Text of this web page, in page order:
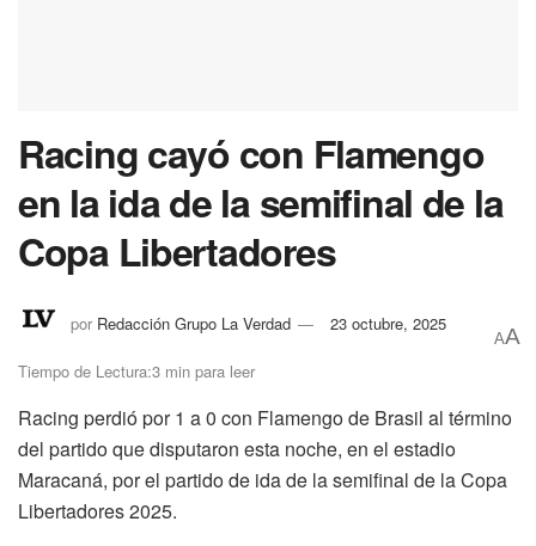
Racing cayó con Flamengo
en la ida de la semifinal de la
Copa Libertadores
por Redacción Grupo La Verdad 23 octubre, 2025
Tiempo de Lectura:3 min para leer
AA
Racing perdió por 1 a 0 con Flamengo de Brasil al término
del partido que disputaron esta noche, en el estadio
Maracaná, por el partido de ida de la semifinal de la Copa
Libertadores 2025.